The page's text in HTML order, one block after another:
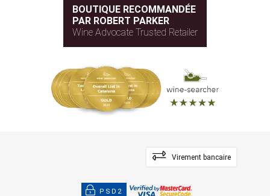
BOUTIQUE RECOMMANDÉE
PAR ROBERT PARKER
Wine Advocate Trusted Retailer
Virement bancaire
PSD2